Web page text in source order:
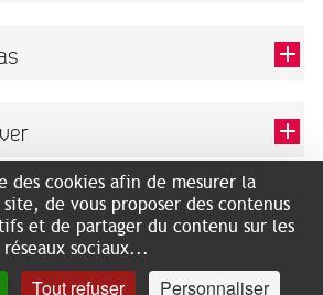
:
GÉNÉALOGIQUES
NOUS CONNAÎTRE
SERVICE ÉDUCATIF
ARCHIVES EN LIGNE
DE TOULOUSE
des cookies afin de mesurer la
de vous proposer des contenus
et de partager du contenu sur les
réseaux sociaux...
Tout refuser Personnaliser